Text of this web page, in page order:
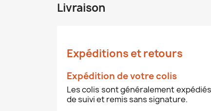
Livraison
Expéditions et retours
Expédition de votre colis
Les colis sont généralement
de suivi et remis sans signature.